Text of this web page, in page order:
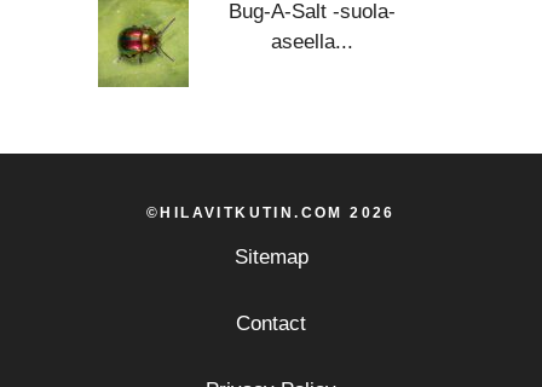
Bug-A-Salt -suola-
aseella...
©HILAVITKUTIN.COM 2026
Sitemap
Contact